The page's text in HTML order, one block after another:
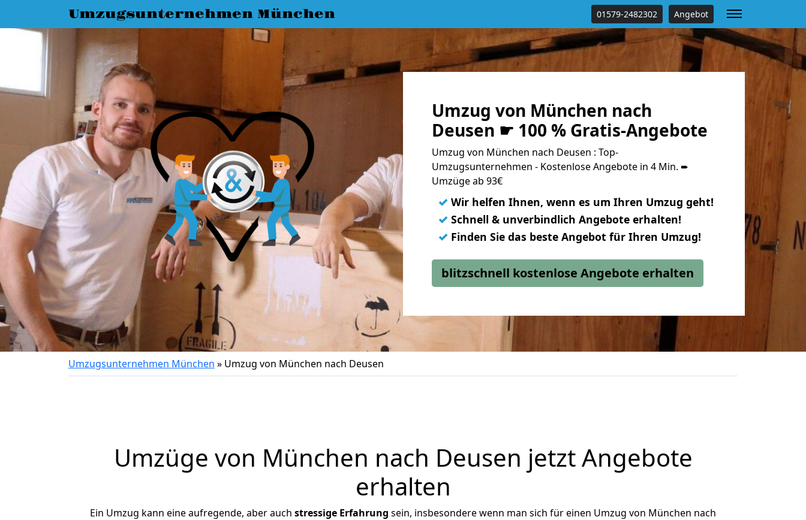
Umzugsunternehmen München 01579-2482302 Angebot
Umzug von München nach
Deusen ☛ 100 % Gratis-Angebote
Umzug von München nach Deusen : Top-
Umzugsunternehmen - Kostenlose Angebote in 4 Min. ➨
Umzüge ab 93€
✓ Wir helfen Ihnen, wenn es um Ihren Umzug geht!
✓ Schnell & unverbindlich Angebote erhalten!
✓ Finden Sie das beste Angebot für Ihren Umzug!
blitzschnell kostenlose Angebote erhalten
Umzugsunternehmen München » Umzug von München nach Deusen
Umzüge von München nach Deusen jetzt Angebote
erhalten
Ein Umzug kann eine aufregende, aber auch stressige Erfahrung sein, insbesondere wenn man sich für einen Umzug von München nach